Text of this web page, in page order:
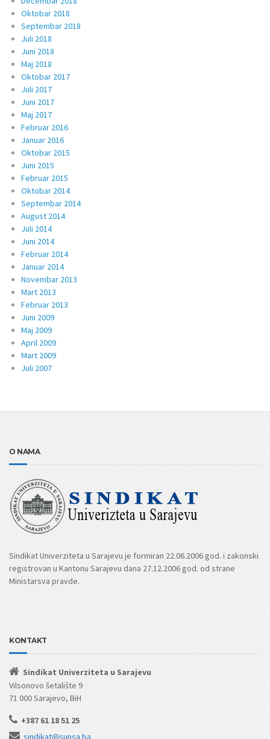
Oktobar 2018
Septembar 2018
Juli 2018
Juni 2018
Maj 2018
Oktobar 2017
Juli 2017
Juni 2017
Maj 2017
Februar 2016
Januar 2016
Oktobar 2015
Juni 2015
Februar 2015
Oktobar 2014
Septembar 2014
August 2014
Juli 2014
Juni 2014
Februar 2014
Januar 2014
Novembar 2013
Mart 2013
Februar 2013
Juni 2009
Maj 2009
April 2009
Mart 2009
Juli 2007
O NAMA
Sindikat Univerziteta u Sarajevu je formiran 22.06.2006 god. i zakonski
registrovan u Kantonu Sarajevu dana 27.12.2006 god. od strane
Ministarsva pravde.
KONTAKT
Sindikat Univerziteta u Sarajevu
Vilsonovo šetalište 9
71 000 Sarajevo, BiH
+387 61 18 51 25
sindikat@sunsa.ba